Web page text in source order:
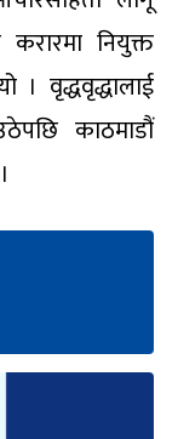
करारमा नियुक्त
। वृद्धवृद्धालाई
काठमाडौं